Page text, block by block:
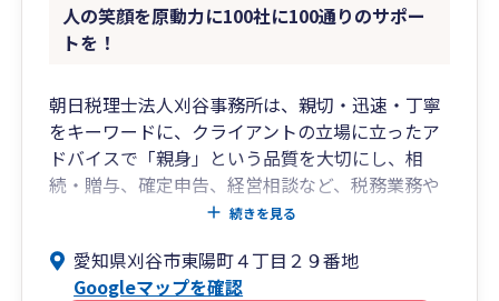
人の笑顔を原動力に100社に100通りのサポー
トを！
朝日税理士法人刈谷事務所は、親切・迅速・丁寧
をキーワードに、クライアントの立場に立ったア
ドバイスで「親身」という品質を大切にし、相
続・贈与、確定申告、経営相談など、税務業務や
コンサルティング業務を通じて税理士としてクラ
ります。
続きを見る
愛知県刈谷市東陽町４丁目２９番地
Googleマップを確認